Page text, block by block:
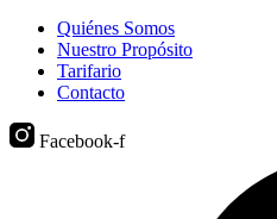
Quiénes Somos
Nuestro Propósito
Tarifario
Contacto
Facebook-f